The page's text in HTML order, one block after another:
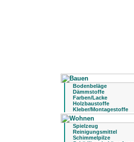
Bodenbeläge
Dämmstoffe
Farben/Lacke
Holzbaustoffe
Kleber/Montagestoffe
Spielzeug
Reinigungsmittel
Schimmelpilze